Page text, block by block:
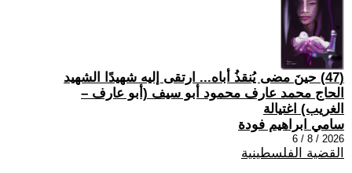
(47) حينَ مضى يُنقذُ أباه... ارتقى إليه شهيدًا الشهيد
الحاج محمد عارف محمود أبو سيف (أبو عارف –
الغريب) اغتيالة
سامي ابراهيم فودة
2026 / 8 / 6
القضية الفلسطينية